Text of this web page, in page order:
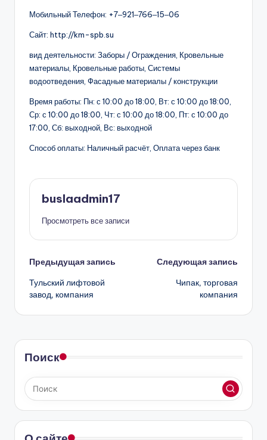
Мобильный Телефон: +7‒921‒766‒15‒06
Сайт: http://km-spb.su
вид деятельности: Заборы / Ограждения, Кровельные
материалы, Кровельные работы, Системы
водоотведения, Фасадные материалы / конструкции
Время работы: Пн: с 10:00 до 18:00, Вт: с 10:00 до 18:00,
Ср: с 10:00 до 18:00, Чт: с 10:00 до 18:00, Пт: с 10:00 до
17:00, Сб: выходной, Вс: выходной
Способ оплаты: Наличный расчёт, Оплата через банк
buslaadmin17
Просмотреть все записи
Навигация
записи
Предыдущая запись
Тульский лифтовой
завод, компания
Следующая запись
Чипак, торговая
компания
Поиск